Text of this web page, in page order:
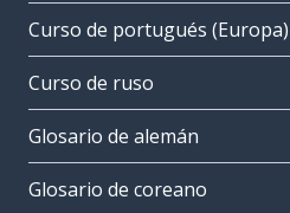
Curso de portugués (Europa)
Curso de ruso
Glosario de alemán
Glosario de coreano